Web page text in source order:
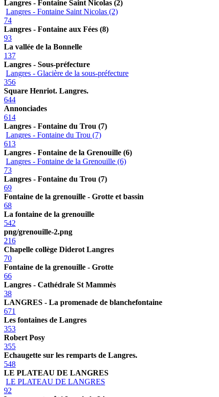
Langres - Fontaine Saint Nicolas (2)
Langres - Fontaine Saint Nicolas (2)
74
Langres - Fontaine aux Fées (8)
93
La vallée de la Bonnelle
137
Langres - Sous-préfecture
Langres - Glacière de la sous-préfecture
356
Square Henriot. Langres.
644
Annonciades
614
Langres - Fontaine du Trou (7)
Langres - Fontaine du Trou (7)
613
Langres - Fontaine de la Grenouille (6)
Langres - Fontaine de la Grenouille (6)
73
Langres - Fontaine du Trou (7)
69
Fontaine de la grenouille - Grotte et bassin
68
La fontaine de la grenouille
542
png/grenouille-2.png
216
Chapelle collège Diderot Langres
70
Fontaine de la grenouille - Grotte
66
Langres - Cathédrale St Mammès
38
LANGRES - La promenade de blanchefontaine
671
Les fontaines de Langres
353
Robert Posy
355
Echaugette sur les remparts de Langres.
548
LE PLATEAU DE LANGRES
LE PLATEAU DE LANGRES
92